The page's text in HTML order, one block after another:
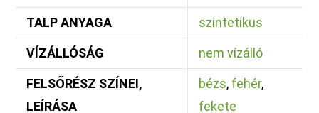
TALP ANYAGA szintetikus
VÍZÁLLÓSÁG nem vízálló
FELSŐRÉSZ SZÍNEI,
LEÍRÁSA
bézs, fehér,
fekete